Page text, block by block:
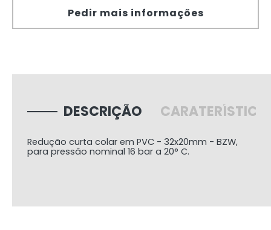
Pedir mais informações
DESCRIÇÃO
Redução curta colar em PVC - 32x20mm - BZW,
para pressão nominal 16 bar a 20° C.